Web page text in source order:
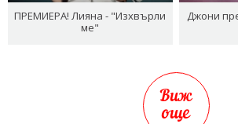
ПРЕМИЕРА! Лияна - "Изхвърли
ме"
Джони
Виж
още